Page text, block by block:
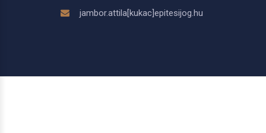
jambor.attila[kukac]epitesijog.hu